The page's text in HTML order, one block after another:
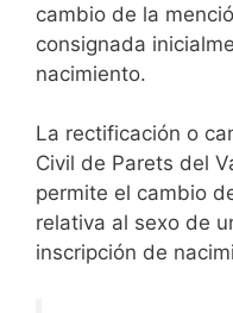
cambio de la
consignada
nacimiento.
La rectificación o
Civil de Parets del
permite el cambio
relativa al sexo de
inscripción de